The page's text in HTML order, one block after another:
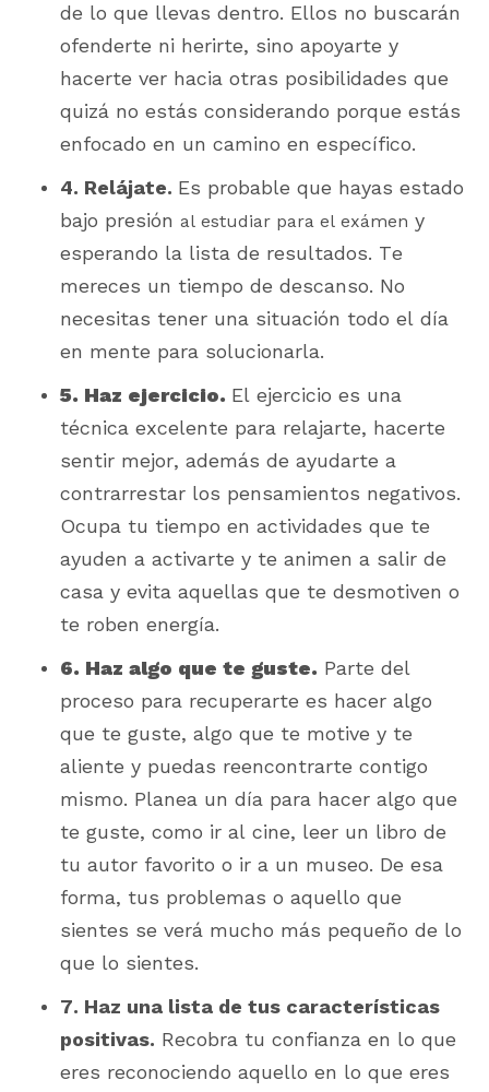
de lo que llevas dentro. Ellos no buscarán
ofenderte ni herirte, sino apoyarte y
hacerte ver hacia otras posibilidades que
quizá no estás considerando porque estás
enfocado en un camino en específico.
4. Relájate. Es probable que hayas estado
bajo presión al estudiar para el exámen y
esperando la lista de resultados. Te
mereces un tiempo de descanso. No
necesitas tener una situación todo el día
en mente para solucionarla.
5. Haz ejercicio. El ejercicio es una
técnica excelente para relajarte, hacerte
sentir mejor, además de ayudarte a
contrarrestar los pensamientos negativos.
Ocupa tu tiempo en actividades que te
ayuden a activarte y te animen a salir de
casa y evita aquellas que te desmotiven o
te roben energía.
6. Haz algo que te guste. Parte del
proceso para recuperarte es hacer algo
que te guste, algo que te motive y te
aliente y puedas reencontrarte contigo
mismo. Planea un día para hacer algo que
te guste, como ir al cine, leer un libro de
tu autor favorito o ir a un museo. De esa
forma, tus problemas o aquello que
sientes se verá mucho más pequeño de lo
que lo sientes.
7. Haz una lista de tus características
positivas. Recobra tu confianza en lo que
eres reconociendo aquello en lo que eres